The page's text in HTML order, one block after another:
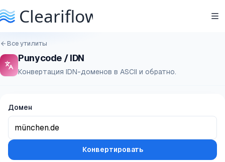
Все утилиты
Punycode / IDN
Конвертация IDN-доменов в ASCII и обратно.
Домен
Конвертировать